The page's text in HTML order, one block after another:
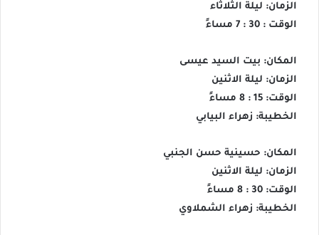
الزمان: ليلة الثلاثاء
الوقت : 30 : 7 مساءً
المكان: بيت السيد عيسى
الزمان: ليلة الاثنين
الوقت: 15 : 8 مساءً
الخطيبة: زهراء البيابي
المكان: حسينية حسن الجنبي
الزمان: ليلة الاثنين
الوقت: 30 : 8 مساءً
الخطيبة: زهراء الشملاوي